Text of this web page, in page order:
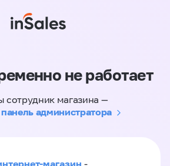
не работает
сотрудник магазина —
администратора
магазин -